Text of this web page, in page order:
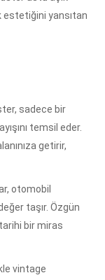
estetiğini yansıtan
sadece bir
temsil eder.
getirir,
otomobil
taşır. Özgün
bir miras
vintage